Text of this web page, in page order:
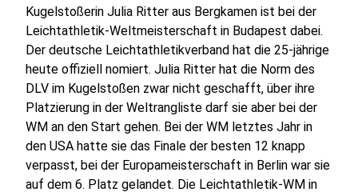
Kugelstoßerin Julia Ritter aus Bergkamen ist bei der
Leichtathletik-Weltmeisterschaft in Budapest dabei.
Der deutsche Leichtathletikverband hat die 25-jährige
heute offiziell nomiert. Julia Ritter hat die Norm des
DLV im Kugelstoßen zwar nicht geschafft, über ihre
Platzierung in der Weltrangliste darf sie aber bei der
WM an den Start gehen. Bei der WM letztes Jahr in
den USA hatte sie das Finale der besten 12 knapp
verpasst, bei der Europameisterschaft in Berlin war sie
auf dem 6. Platz gelandet. Die Leichtathletik-WM in